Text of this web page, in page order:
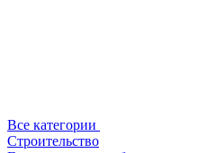
Все категории
Строительство